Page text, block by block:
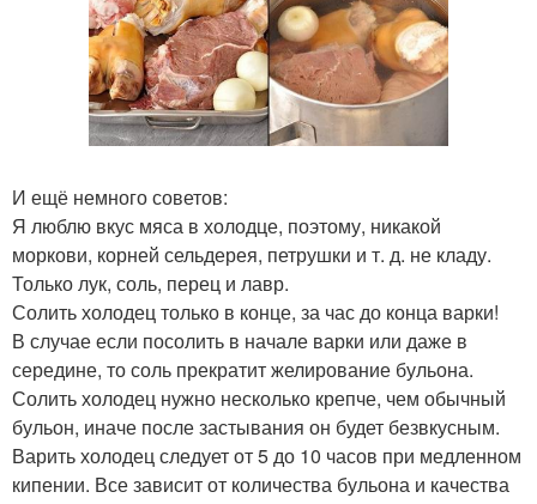
И ещё немного советов:
Я люблю вкус мяса в холодце, поэтому, никакой
моркови, корней сельдерея, петрушки и т. д. не кладу.
Только лук, соль, перец и лавр.
Солить холодец только в конце, за час до конца варки!
В случае если посолить в начале варки или даже в
середине, то соль прекратит желирование бульона.
Солить холодец нужно несколько крепче, чем обычный
бульон, иначе после застывания он будет безвкусным.
Варить холодец следует от 5 до 10 часов при медленном
кипении. Все зависит от количества бульона и качества